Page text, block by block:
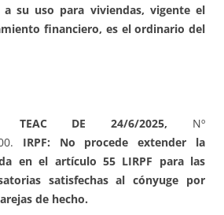
su uso para viviendas, vigente el
financiero, es el ordinario del
TEAC DE 24/6/2025, Nº
IRPF: No procede extender la
en el artículo 55 LIRPF para las
satisfechas al cónyuge por
de hecho.